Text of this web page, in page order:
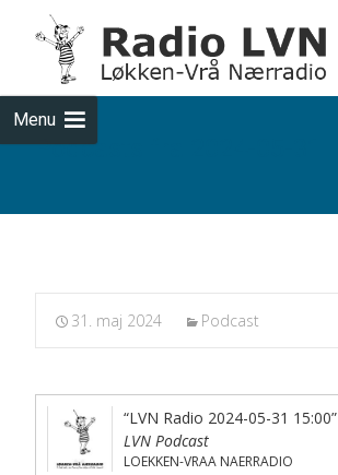
Menu
Podcasts fra 2024-05-31
31. maj 2024 Podcast
“LVN Radio 2024-05-31 15:00”
LVN Podcast
LOEKKEN-VRAA NAERRADIO